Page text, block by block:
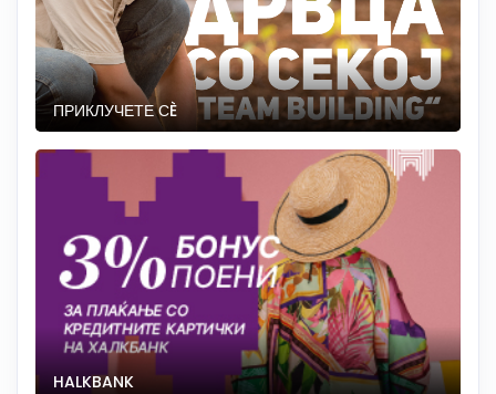
ПРИКЛУЧЕТЕ СÈ
HALKBANK